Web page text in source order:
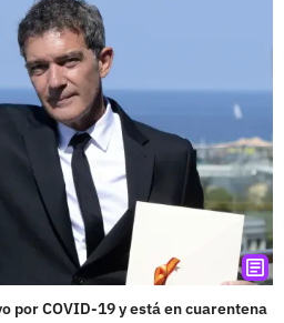
por COVID-19 y está en cuarentena